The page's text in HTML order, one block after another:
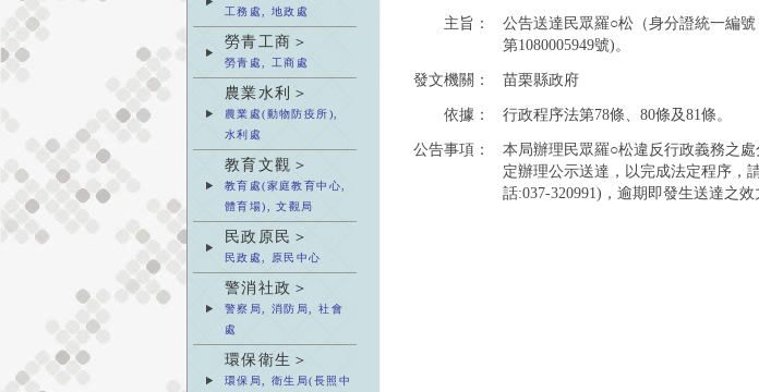
工務處, 地政處
勞青工商＞
勞青處, 工商處
農業水利＞
農業處(動物防疫所),
水利處
教育文觀＞
教育處(家庭教育中心,
體育場), 文觀局
民政原民＞
民政處, 原民中心
警消社政＞
警察局, 消防局, 社會
處
環保衛生＞
環保局, 衛生局(長照中
主旨：
公告送達民眾羅○松（身分證統一編
第1080005949號)。
發文機關：
苗栗縣政府
依據：
行政程序法第78條、80條及81條。
公告事項：
本局辦理民眾羅○松違反行政義務之
定辦理公示送達，以完成法定程序，
話:037-320991)，逾期即發生送達之效